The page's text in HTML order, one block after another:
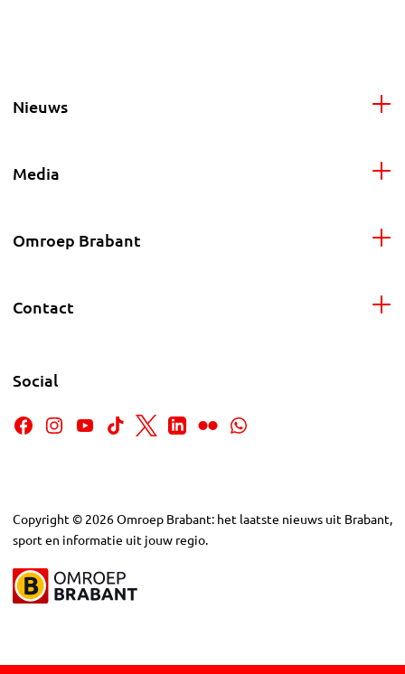
Nieuws
Media
Omroep Brabant
Contact
Social
Copyright © 2026Omroep Brabant: het laatste nieuws uit Brabant,
sport en informatie uit jouw regio.